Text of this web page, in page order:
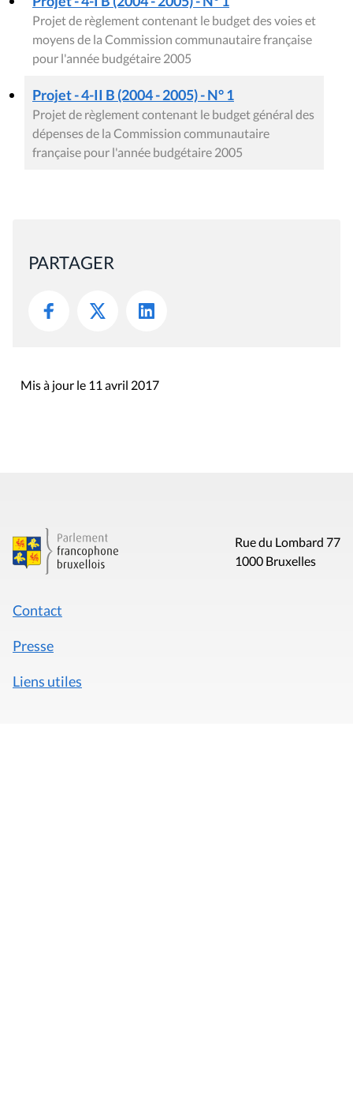
Projet de règlement contenant le budget des voies et
moyens de la Commission communautaire française
pour l'année budgétaire 2005
Projet - 4-II B (2004 - 2005) - N° 1
Projet de règlement contenant le budget général des
dépenses de la Commission communautaire
française pour l'année budgétaire 2005
PARTAGER
Mis à jour le 11 avril 2017
Rue du Lombard 77
1000 Bruxelles
Contact
Presse
Liens utiles